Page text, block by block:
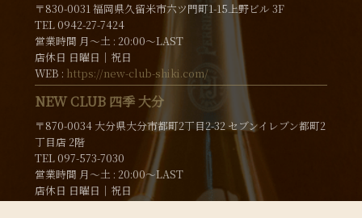
〒830-0031 福岡県久留米市六ツ門町1-15上野ビル 3F
TEL 0942-27-7424
営業時間 月〜土 : 20:00～LAST
店休日 日曜日│祝日
WEB : https://new-club-shiki.com/
NEW CLUB 四季 大分
〒870-0034 大分県大分市都町2丁目2-32 セブンイレブン都町2
丁目店 2階
TEL 097-573-7030
営業時間 月〜土 : 20:00～LAST
店休日 日曜日│祝日
WEB :https://new-club-shiki-oita.com/